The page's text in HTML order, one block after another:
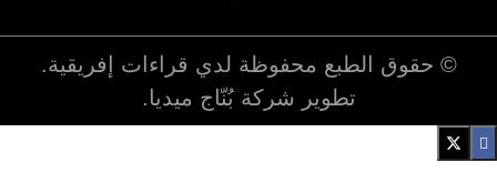
© حقوق الطبع محفوظة لدي قراءات إفريقية.
تطوير شركةبُنّاج ميديا.